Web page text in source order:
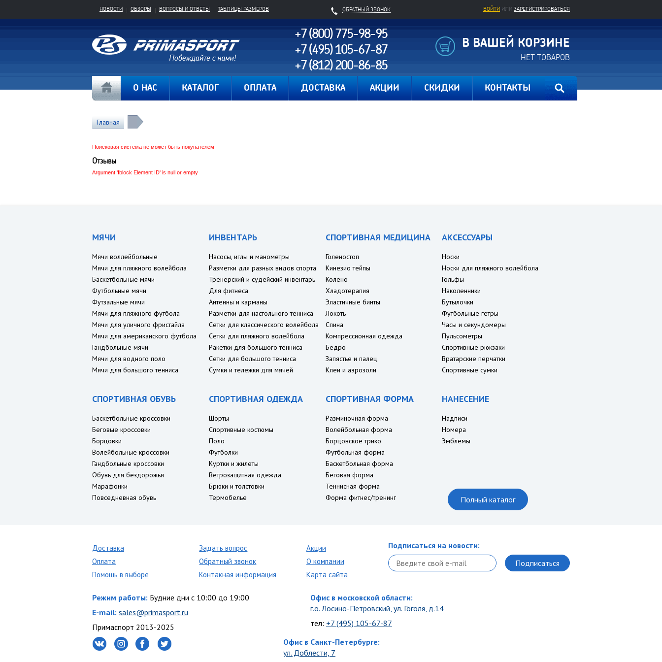
ОБРАТНЫЙ ЗВОНОК ВОЙТИ ИЛИ ЗАРЕГИСТРИРОВАТЬСЯ
НОВОСТИ ОБЗОРЫ ВОПРОСЫ И ОТВЕТЫ ТАБЛИЦЫ РАЗМЕРОВ
+7 (800) 775-98-95
+7 (495) 105-67-87
+7 (812) 200-86-85
В ВАШЕЙ КОРЗИНЕ
НЕТ ТОВАРОВ
О НАС КАТАЛОГ ОПЛАТА ДОСТАВКА АКЦИИ СКИДКИ КОНТАКТЫ
Главная
Поисковая система не может быть покупателем
Отзывы
Argument 'Iblock Element ID' is null or empty
МЯЧИ
Мячи воллейбольные
Мячи для пляжного волейбола
Баскетбольные мячи
Футбольные мячи
Футзальные мячи
Мячи для пляжного футбола
Мячи для уличного фристайла
Мячи для американского футбола
Гандбольные мячи
Мячи для водного поло
Мячи для большого тенниса
ИНВЕНТАРЬ
Насосы, иглы и манометры
Разметки для разных видов спорта
Тренерский и судейский инвентарь
Для фитнеса
Антенны и карманы
Разметки для настольного тенниса
Сетки для классического волейбола
Сетки для пляжного волейбола
Ракетки для большого тенниса
Сетки для большого тенниса
Сумки и тележки для мячей
СПОРТИВНАЯ МЕДИЦИНА
Голеностоп
Кинезио тейпы
Колено
Хладотерапия
Эластичные бинты
Локоть
Спина
Компрессионная одежда
Бедро
Запястье и палец
Клеи и аэрозоли
АКСЕССУАРЫ
Носки
Носки для пляжного волейбола
Гольфы
Наколенники
Бутылочки
Футбольные гетры
Часы и секундомеры
Пульсометры
Спортивные рюкзаки
Вратарские перчатки
Спортивные сумки
СПОРТИВНАЯ ОБУВЬ
Баскетбольные кроссовки
Беговые кроссовки
Борцовки
Волейбольные кроссовки
Гандбольные кроссовки
Обувь для бездорожья
Марафонки
Повседневная обувь
СПОРТИВНАЯ ОДЕЖДА
Шорты
Спортивные костюмы
Поло
Футболки
Куртки и жилеты
Ветрозащитная одежда
Брюки и толстовки
Термобелье
СПОРТИВНАЯ ФОРМА
Разминочная форма
Волейбольная форма
Борцовское трико
Футбольная форма
Баскетбольная форма
Беговая форма
Теннисная форма
Форма фитнес/тренинг
НАНЕСЕНИЕ
Надписи
Номера
Эмблемы
Полный каталог
Доставка
Оплата
Помощь в выборе
Задать вопрос
Обратный звонок
Контакная информация
Акции
О компании
Карта сайта
Подписаться на новости:
Режим работы: Будние дни с 10:00 до 19:00
E-mail: sales@primasport.ru
Примаспорт 2013-2025
Офис в московской области:
г.о. Лосино-Петровский, ул. Гоголя, д.14
тел: +7 (495) 105-67-87
Офис в Санкт-Петербурге:
ул. Доблести, 7